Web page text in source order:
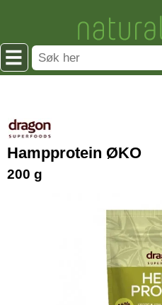
Hampprotein ØKO
200 g